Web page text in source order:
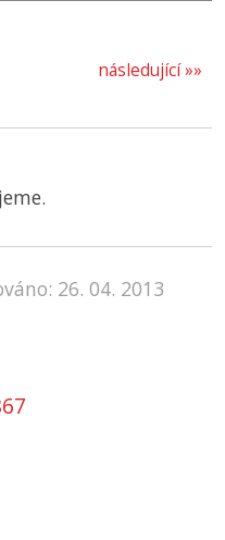
následující »»
26. 04. 2013